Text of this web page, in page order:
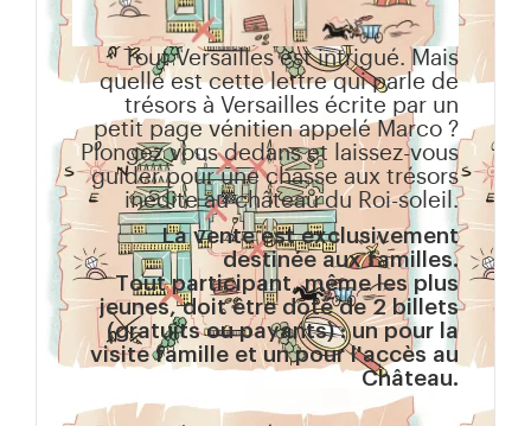
Tout Versailles est intrigué. Mais
quelle est cette lettre qui parle de
trésors à Versailles écrite par un
petit page vénitien appelé Marco ?
Plongez vous dedans et laissez-vous
guider pour une chasse aux trésors
inédite au château du Roi-soleil.
La vente est exclusivement
destinée aux familles.
Tout participant, même les plus
jeunes, doit être doté de 2 billets
(gratuits ou payants) : un pour la
visite famille et un pour l'accès au
Château.